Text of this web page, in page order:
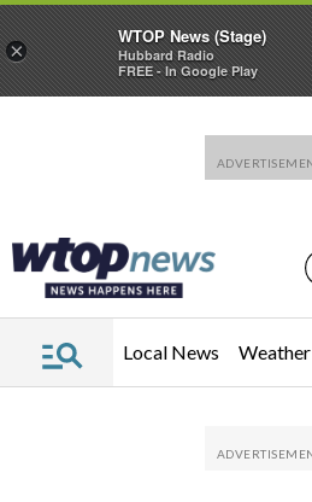
Local News Weather
×
WTOP News (Stage)
Hubbard Radio
FREE - In Google Play